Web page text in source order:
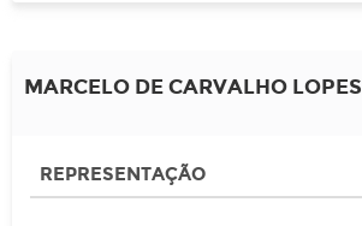
MARCELO DE CARVALHO LOPES
REPRESENTAÇÃO